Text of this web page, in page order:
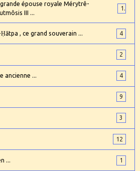
épouse royale Mérytrê-
III ...
1
, ce grand souverain ... 4
2
ancienne ... 4
9
3
12
... 1